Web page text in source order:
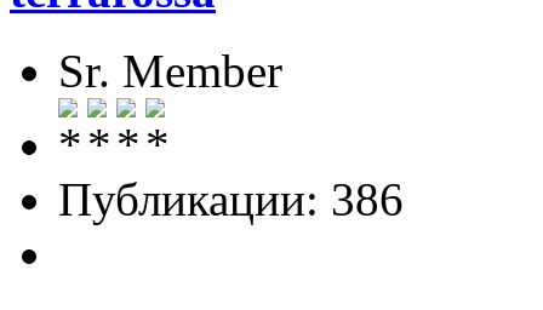
Sr. Member
Публикации: 386